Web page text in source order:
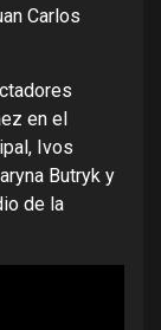
Carlos
en el
Ivos
Butryk y
de la